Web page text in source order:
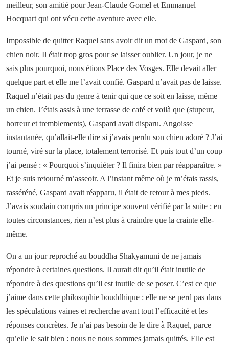
meilleur, son amitié pour Jean-Claude Gomel et Emmanuel
Hocquart qui ont vécu cette aventure avec elle.
Impossible de quitter Raquel sans avoir dit un mot de Gaspard, son
chien noir. Il était trop gros pour se laisser oublier. Un jour, je ne
sais plus pourquoi, nous étions Place des Vosges. Elle devait aller
quelque part et elle me l’avait confié. Gaspard n’avait pas de laisse.
Raquel n’était pas du genre à tenir qui que ce soit en laisse, même
un chien. J’étais assis à une terrasse de café et voilà que (stupeur,
horreur et tremblements), Gaspard avait disparu. Angoisse
instantanée, qu’allait-elle dire si j’avais perdu son chien adoré ? J’ai
tourné, viré sur la place, totalement terrorisé. Et puis tout d’un coup
j’ai pensé : « Pourquoi s’inquiéter ? Il finira bien par réapparaître. »
Et je suis retourné m’asseoir. A l’instant même où je m’étais rassis,
rasséréné, Gaspard avait réapparu, il était de retour à mes pieds.
J’avais soudain compris un principe souvent vérifié par la suite : en
toutes circonstances, rien n’est plus à craindre que la crainte elle-
même.
On a un jour reproché au bouddha Shakyamuni de ne jamais
répondre à certaines questions. Il aurait dit qu’il était inutile de
répondre à des questions qu’il est inutile de se poser. C’est ce que
j’aime dans cette philosophie bouddhique : elle ne se perd pas dans
les spéculations vaines et recherche avant tout l’efficacité et les
réponses concrètes. Je n’ai pas besoin de le dire à Raquel, parce
qu’elle le sait bien : nous ne nous sommes jamais quittés. Elle est